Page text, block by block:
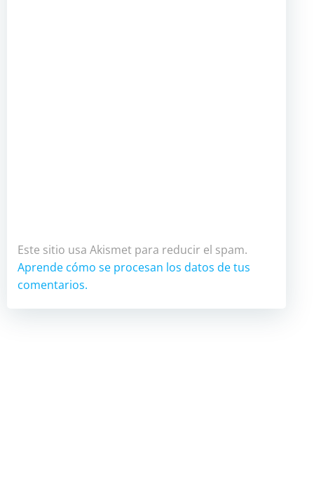
Este sitio usa Akismet para reducir el spam.
Aprende cómo se procesan los datos de tus
comentarios.